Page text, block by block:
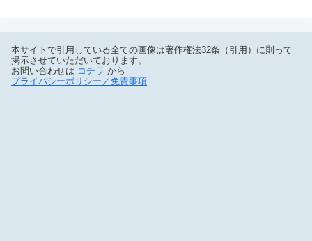
本サイトで引用している全ての画像は著作権法32条（引用）に則って
掲示させていただいております。
お問い合わせは コチラ から
プライバシーポリシー／免責事項